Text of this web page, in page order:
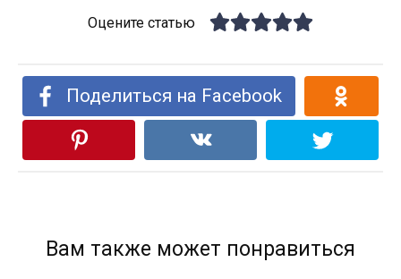
Оцените статью
Поделиться на Facebook
Вам также может понравиться